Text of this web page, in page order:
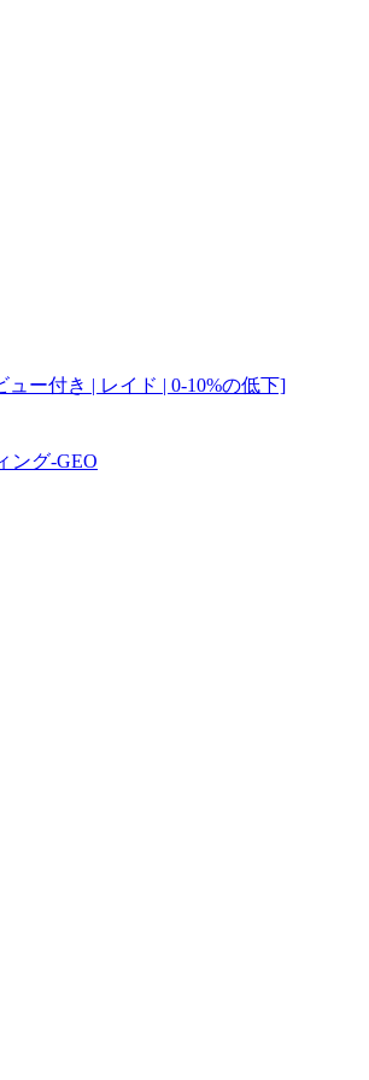
ー付き | レイド | 0-10%の低下]
ング-GEO